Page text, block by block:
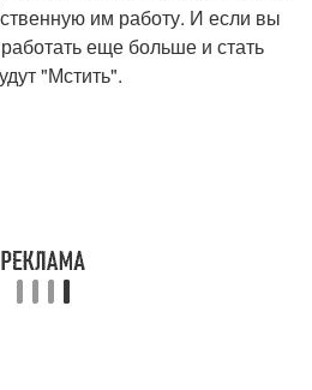
им работу. И если вы
еще больше и стать
"Мстить".